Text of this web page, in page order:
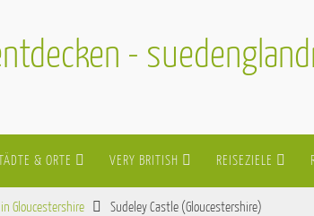
-
& ORTE VERY BRITISH REISEZIELE
Gloucestershire Sudeley Castle (Gloucestershire)